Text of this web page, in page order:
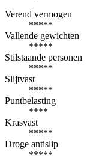
Verend vermogen
*****
Vallende gewichten
*****
Stilstaande personen
*****
Slijtvast
*****
Puntbelasting
****
Krasvast
*****
Droge antislip
*****